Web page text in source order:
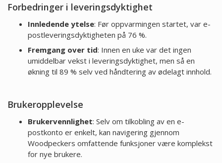
Forbedringer i leveringsdyktighet
Innledende ytelse: Før oppvarmingen startet, var e-
postleveringsdyktigheten på 76 %.
Fremgang over tid: Innen en uke var det ingen
umiddelbar vekst i leveringsdyktighet, men så en
økning til 89 % selv ved håndtering av ødelagt innhold.
Brukeropplevelse
Brukervennlighet: Selv om tilkobling av en e-
postkonto er enkelt, kan navigering gjennom
Woodpeckers omfattende funksjoner være komplekst
for nye brukere.